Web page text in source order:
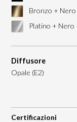
Bronzo + Nero
Platino + Nero
Diffusore
Opale (E2)
Certificazioni